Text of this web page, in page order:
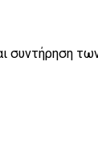
συντήρηση